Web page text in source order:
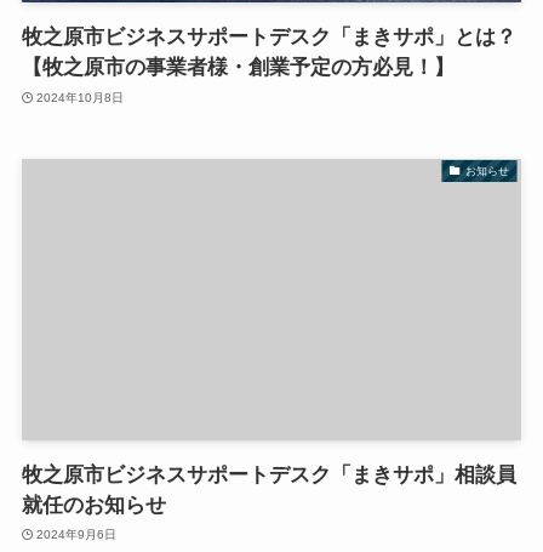
牧之原市ビジネスサポートデスク「まきサポ」とは？
【牧之原市の事業者様・創業予定の方必見！】
2024年10月8日
お知らせ
牧之原市ビジネスサポートデスク「まきサポ」相談員
就任のお知らせ
2024年9月6日